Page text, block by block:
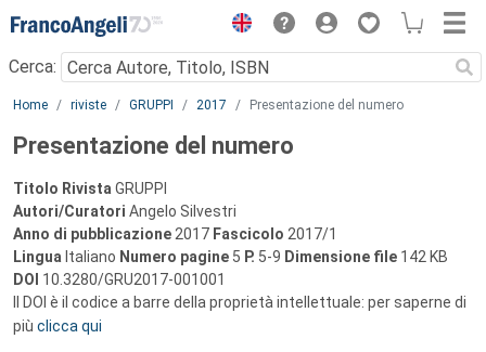
Menu
Cerca:
Main content
Home riviste GRUPPI 2017 Presentazione del numero
Presentazione del numero
Titolo Rivista GRUPPI
Autori/Curatori Angelo Silvestri
Anno di pubblicazione 2017 Fascicolo 2017/1
Lingua Italiano Numero pagine 5 P. 5-9 Dimensione file 142 KB
DOI 10.3280/GRU2017-001001
Il DOI è il codice a barre della proprietà intellettuale: per saperne di
più clicca qui